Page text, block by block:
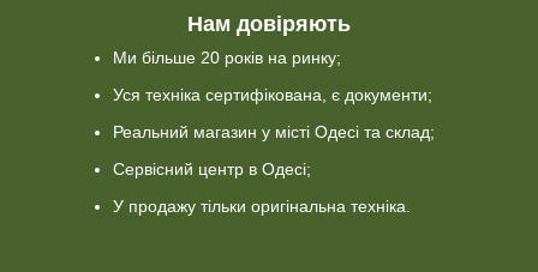
Нам довіряють
Ми більше 20 років на ринку;
Уся техніка сертифікована, є документи;
Реальний магазин у місті Одесі та склад;
Сервісний центр в Одесі;
У продажу тільки оригінальна техніка.